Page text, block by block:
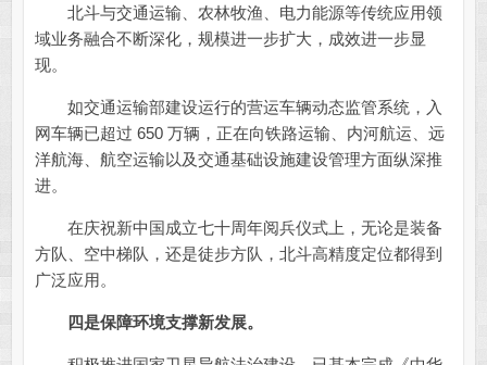
北斗与交通运输、农林牧渔、电力能源等传统应用领
域业务融合不断深化，规模进一步扩大，成效进一步显
现。
如交通运输部建设运行的营运车辆动态监管系统，入
网车辆已超过 650 万辆，正在向铁路运输、内河航运、远
洋航海、航空运输以及交通基础设施建设管理方面纵深推
进。
在庆祝新中国成立七十周年阅兵仪式上，无论是装备
方队、空中梯队，还是徒步方队，北斗高精度定位都得到
广泛应用。
四是保障环境支撑新发展。